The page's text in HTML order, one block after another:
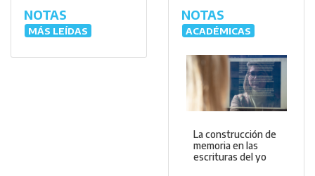
NOTAS
MÁS LEÍDAS
NOTAS
ACADÉMICAS
La construcción de
memoria en las
escrituras del yo